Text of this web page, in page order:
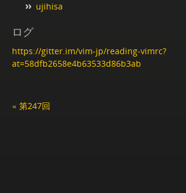
ujihisa
ログ
https://gitter.im/vim-jp/reading-vimrc?
at=58dfb2658e4b63533d86b3ab
« 第247回